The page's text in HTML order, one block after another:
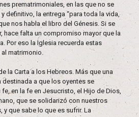
prematrimoniales, en las que no se
definitivo, la entrega “para toda la vida,
nos habla el libro del Génesis. Si se
hace falta un compromiso mayor que la
Por eso la Iglesia recuerda estas
matrimonio.
la Carta a los Hebreos. Más que una
destinada a que los oyentes se
en la fe en Jesucristo, el Hijo de Dios,
que se solidarizó con nuestros
que sabe lo que es sufrir. La